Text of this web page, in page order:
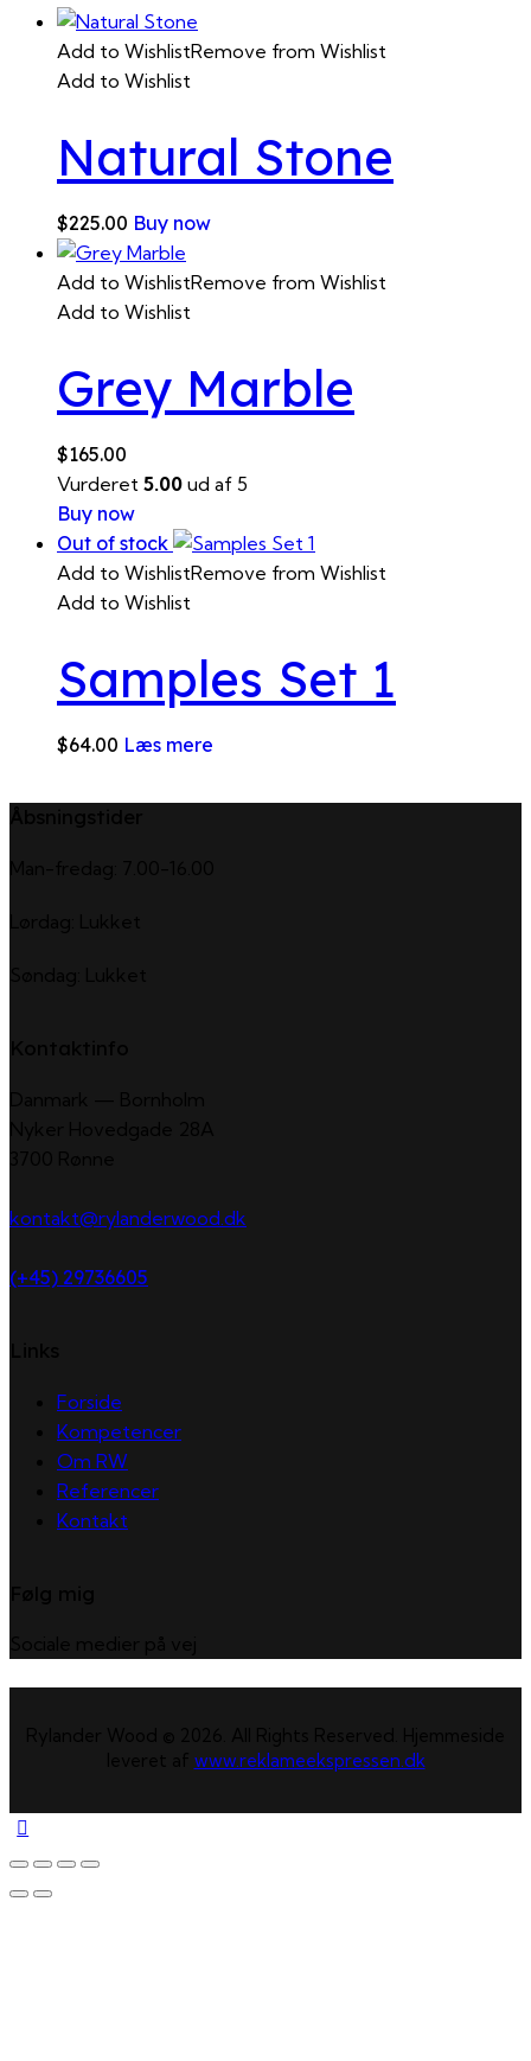
Add to WishlistRemove from Wishlist
Add to Wishlist
Natural Stone
$225.00 Buy now
Add to WishlistRemove from Wishlist
Add to Wishlist
Grey Marble
$165.00
Vurderet 5.00 ud af 5
Buy now
Out of stock
Add to WishlistRemove from Wishlist
Add to Wishlist
Samples Set 1
$64.00 Læs mere
kontakt@rylanderwood.dk
(+45) 29736605
Forside
Kompetencer
Om RW
Referencer
Kontakt
www.reklameekspressen.dk